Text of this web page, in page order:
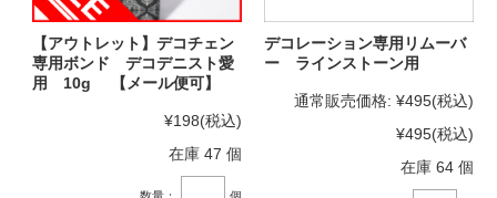
【アウトレット】デコチェン
専用ボンド デコデニスト愛
用 10g 【メール便可】
¥198(税込)
在庫 47 個
デコレーション専用リムーバ
ー ラインストーン用
通常販売価格: ¥495(税込)
¥495(税込)
在庫 64 個